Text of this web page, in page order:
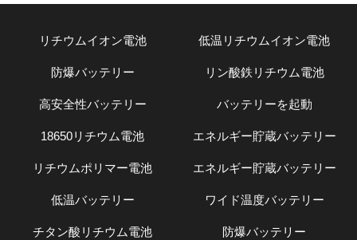
リチウムイオン電池 低温リチウムイオン電池
防爆バッテリー リン酸鉄リチウム電池
高安全性バッテリー バッテリーを起動
18650リチウム電池 エネルギー貯蔵バッテリー
リチウムポリマー電池 エネルギー貯蔵バッテリー
低温バッテリー ワイド温度バッテリー
チタン酸リチウム電池 防爆バッテリー